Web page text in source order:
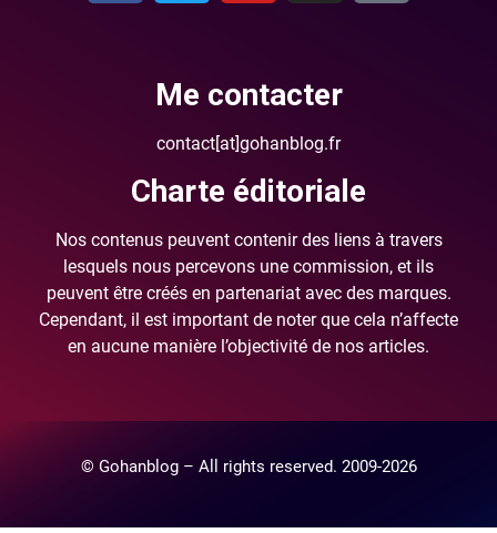
Me contacter
contact[at]gohanblog.fr
Charte éditoriale
Nos contenus peuvent contenir des liens à travers
lesquels nous percevons une commission, et ils
peuvent être créés en partenariat avec des marques.
Cependant, il est important de noter que cela n’affecte
en aucune manière l’objectivité de nos articles.
© Gohanblog – All rights reserved. 2009-2026